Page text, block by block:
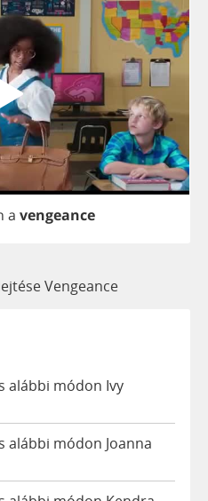
a vengeance
Vengeance
alábbi módon Ivy
alábbi módon Joanna